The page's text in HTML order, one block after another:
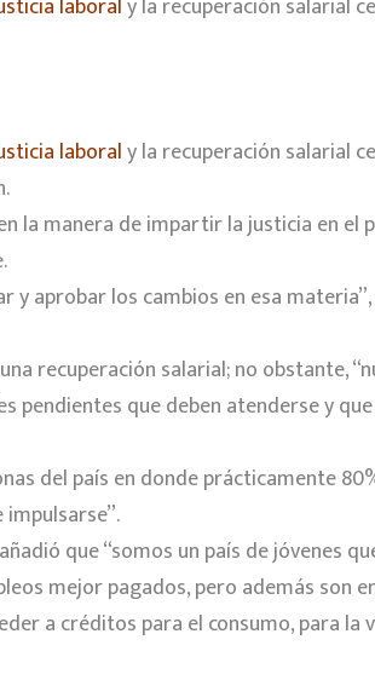
laboraly la recuperación salarial
la manera de impartir la justicia en
aprobar los cambios en esa
recuperación salarial; no obstante,
pendientes que deben atenderse y
del país en donde prácticamente
que “somos un país de jóvenes
mejor pagados, pero además son
a créditos para el consumo, para la